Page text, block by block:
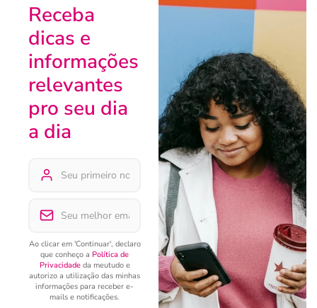
Receba
dicas e
informações
relevantes
pro seu dia
a dia
Ao clicar em 'Continuar', declaro
que conheço a Política de
Privacidadeda meutudo e
autorizo a utilização das minhas
informações para receber e-
mails e notificações.